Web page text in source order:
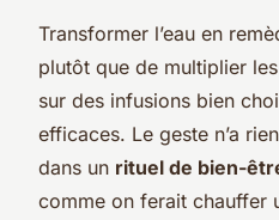
Transformer l’eau en
plutôt que de multiplier
sur des infusions bien
efficaces. Le geste n’a
dans un rituel de bien-
comme on ferait chauffer